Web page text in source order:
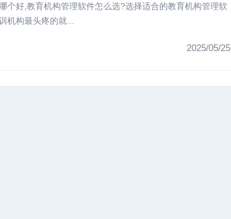
个好,教育机构管理软件怎么选?选择适合的教育机构管理软
机构最头疼的就...
2025/05/25